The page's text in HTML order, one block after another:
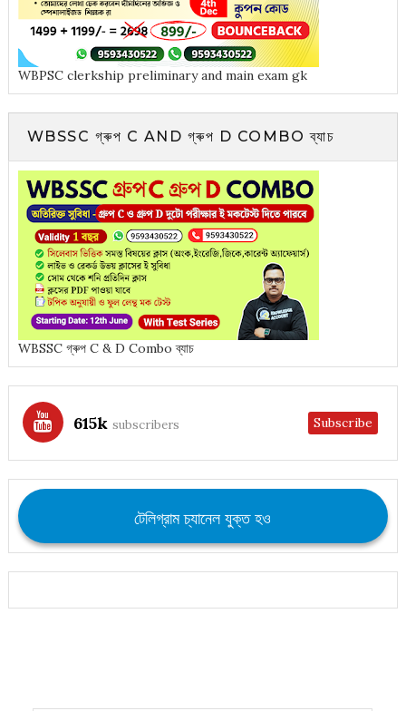
WBPSC clerkship preliminary and main exam gk
WBSSC গ্ৰুপ C AND গ্ৰুপ D COMBO ব্যাচ
WBSSC গ্ৰুপ C & D Combo ব্যাচ
615k subscribers Subscribe
টেলিগ্রাম চ্যানেল যুক্ত হও